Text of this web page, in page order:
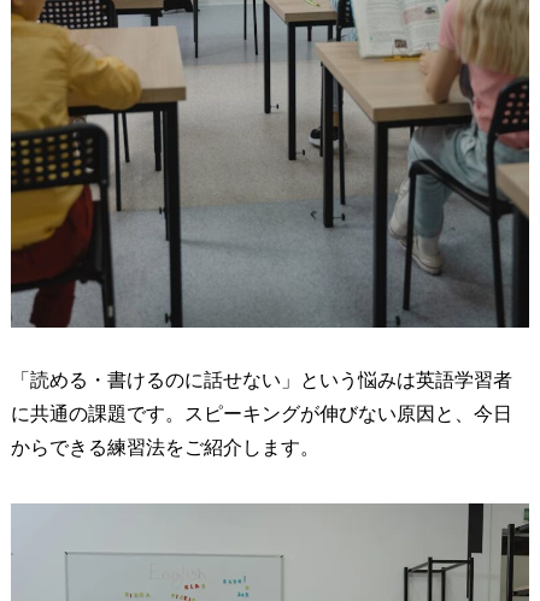
「読める・書けるのに話せない」という悩みは英語学習者
に共通の課題です。スピーキングが伸びない原因と、今日
からできる練習法をご紹介します。